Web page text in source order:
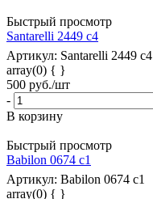
Быстрый просмотр
Santarelli 2449 c4
Артикул: Santarelli 2449 c4
array(0) { }
500 руб./шт
-
В корзину
Быстрый просмотр
Babilon 0674 c1
Артикул: Babilon 0674 c1
array(0) { }